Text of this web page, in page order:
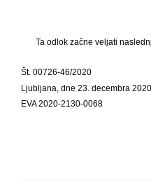
Ta odlok začne veljati
Št. 00726-46/2020
Ljubljana, dne 23. decembra 2020
EVA 2020-2130-0068